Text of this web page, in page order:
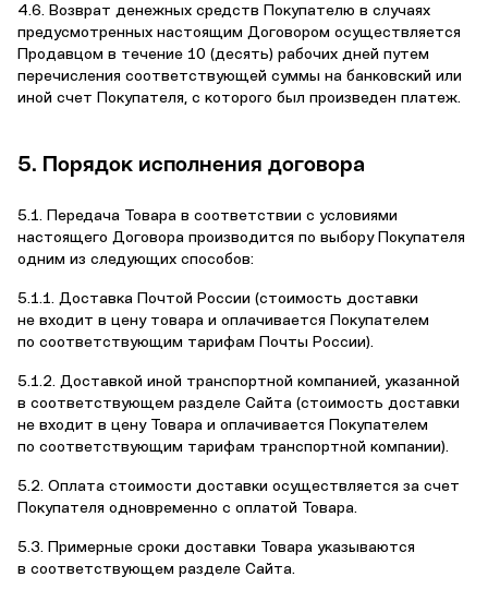
4.6. Возврат денежных средств Покупателю в случаях
предусмотренных настоящим Договором осуществляется
Продавцом в течение 10 (десять) рабочих дней путем
перечисления соответствующей суммы на банковский или
иной счет Покупателя, с которого был произведен платеж.
5. Порядок исполнения договора
5.1. Передача Товара в соответствии с условиями
настоящего Договора производится по выбору Покупателя
одним из следующих способов:
5.1.1. Доставка Почтой России (стоимость доставки
не входит в цену товара и оплачивается Покупателем
по соответствующим тарифам Почты России).
5.1.2. Доставкой иной транспортной компанией, указанной
в соответствующем разделе Сайта (стоимость доставки
не входит в цену Товара и оплачивается Покупателем
по соответствующим тарифам транспортной компании).
5.2. Оплата стоимости доставки осуществляется за счет
Покупателя одновременно с оплатой Товара.
5.3. Примерные сроки доставки Товара указываются
в соответствующем разделе Сайта.